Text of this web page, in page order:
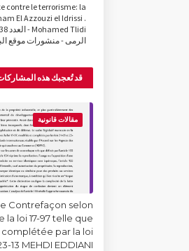
contre le terrorisme: la
El Azzouzi el Idrissi .
الرمى - منشورات موقع
قد تُعجبك هذه
مقالات قانونية
Contrefaçon selon
la loi 17-97 telle que
par la loi